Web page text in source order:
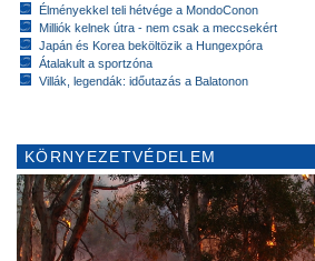
Élményekkel teli hétvége a MondoConon
Milliók kelnek útra - nem csak a meccsekért
Japán és Korea beköltözik a Hungexpóra
Átalakult a sportzóna
Villák, legendák: időutazás a Balatonon
KÖRNYEZETVÉDELEM